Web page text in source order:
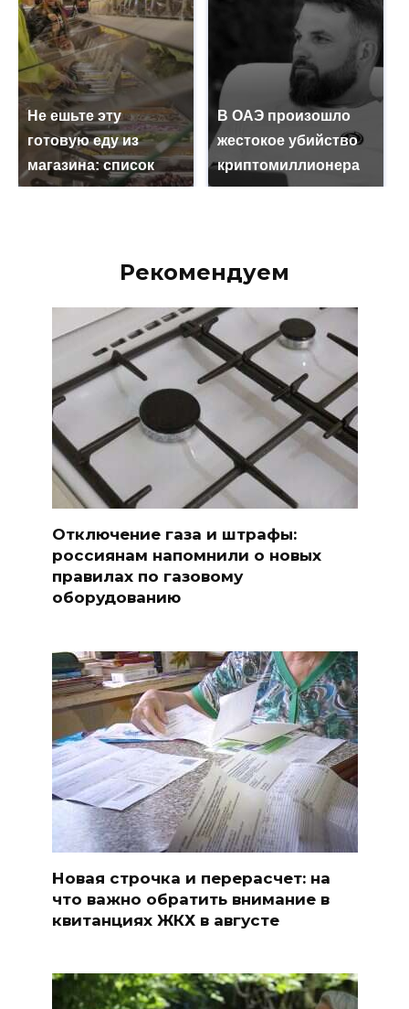
Не ешьте эту
готовую еду из
магазина: список
В ОАЭ произошло
жестокое убийство
криптомиллионера
Рекомендуем
Отключение газа и штрафы:
россиянам напомнили о новых
правилах по газовому
оборудованию
Новая строчка и перерасчет: на
что важно обратить внимание в
квитанциях ЖКХ в августе